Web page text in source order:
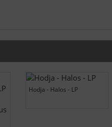
Hodja - Halos - LP